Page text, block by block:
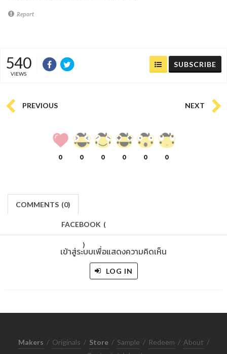
Report
540
VIEWS
SUBSCRIBE
PREVIOUS NEXT
0 0 0 0 0 0
COMMENTS (0)
FACEBOOK (
)
เข้าสู่ระบบเพื่อแสดงความคิดเห็น
LOG IN
Makers / Originals / Store / Sample / Redeem / About /